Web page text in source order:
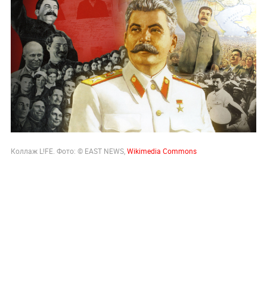
Коллаж L!FE. Фото: © EAST NEWS,Wikimedia Commons